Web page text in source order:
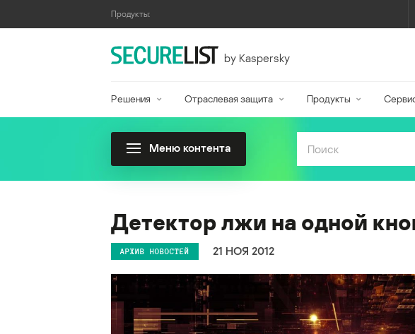
Продукты:
by Kaspersky
Решения Отраслевая защита Продукты
Меню контента
Детектор лжи на одной
АРХИВ НОВОСТЕЙ 21 НОЯ 2012